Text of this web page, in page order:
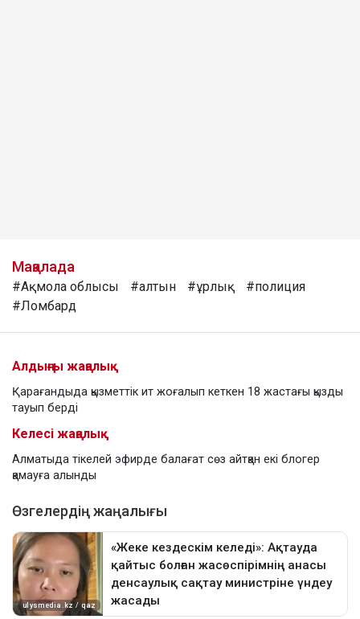
Мақалада
#Ақмола облысы #алтын #ұрлық
#полиция
#Ломбард
Алдыңғы жаңалық
Қарағандыда қызметтік ит жоғалып кеткен 18 жастағы қызды
тауып берді
Келесі жаңалық
Алматыда тікелей эфирде балағат сөз айтқан екі блогер
қамауға алынды